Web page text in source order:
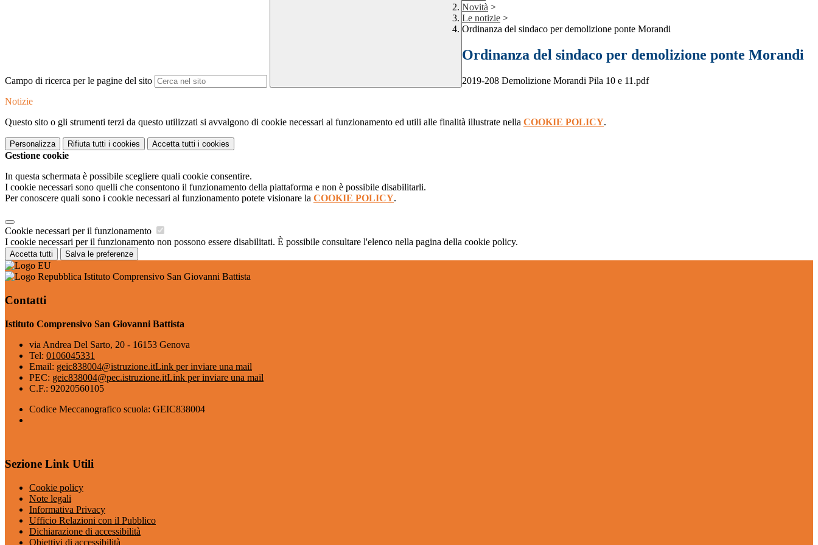
Campo di ricerca per le pagine del sito
Novità >
Le notizie >
Ordinanza del sindaco per demolizione ponte Morandi
Ordinanza del sindaco per demolizione ponte Morandi
2019-208 Demolizione Morandi Pila 10 e 11.pdf
Notizie
Questo sito o gli strumenti terzi da questo utilizzati si avvalgono di cookie necessari al funzionamento ed utili alle finalità illustrate nella COOKIE POLICY.
Personalizza Rifiuta tutti i cookies Accetta tutti i cookies
Gestione cookie
In questa schermata è possibile scegliere quali cookie consentire.
I cookie necessari sono quelli che consentono il funzionamento della piattaforma e non è possibile disabilitarli.
Per conoscere quali sono i cookie necessari al funzionamento potete visionare la COOKIE POLICY.
Cookie necessari per il funzionamento
I cookie necessari per il funzionamento non possono essere disabilitati. È possibile consultare l'elenco nella pagina della cookie policy.
Accetta tutti Salva le preferenze
Istituto Comprensivo San Giovanni Battista
Contatti
Istituto Comprensivo San Giovanni Battista
via Andrea Del Sarto, 20 - 16153 Genova
Tel: 0106045331
Email: geic838004@istruzione.itLink per inviare una mail
PEC: geic838004@pec.istruzione.itLink per inviare una mail
C.F.: 92020560105
Codice Meccanografico scuola: GEIC838004
Sezione Link Utili
Cookie policy
Note legali
Informativa Privacy
Ufficio Relazioni con il Pubblico
Dichiarazione di accessibilità
Obiettivi di accessibilità